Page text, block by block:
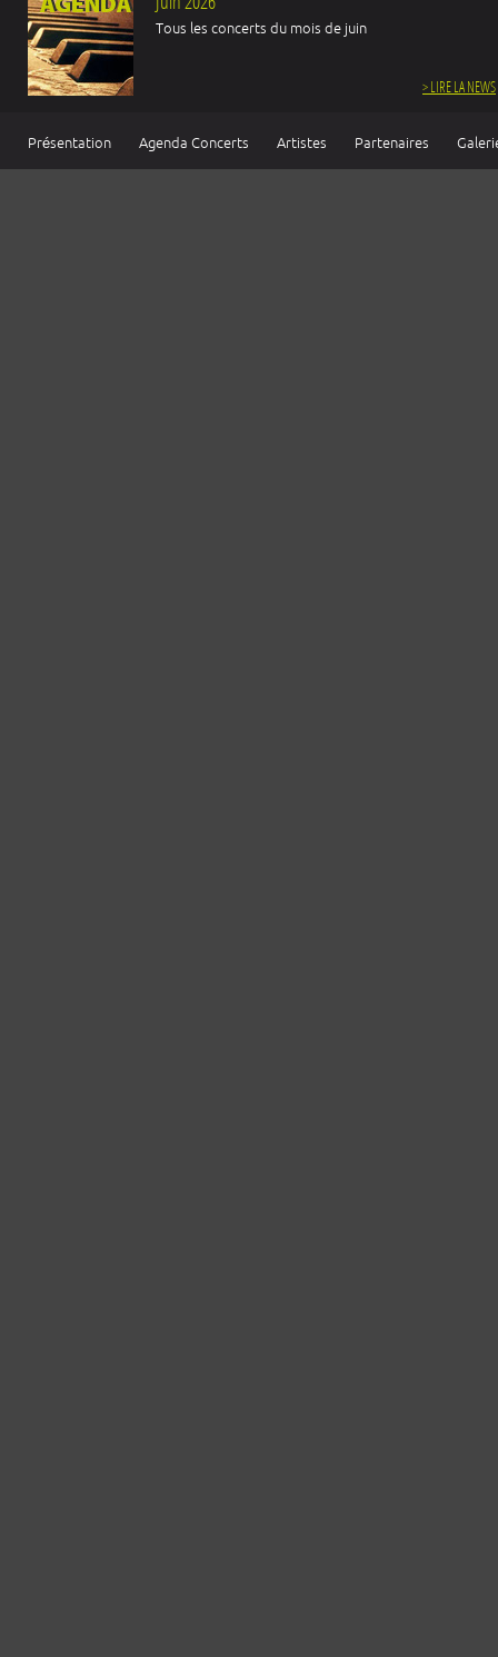
Tous les concerts du mois de juin
> LIRE LA NEWS
Présentation Agenda Concerts Artistes Partenaires